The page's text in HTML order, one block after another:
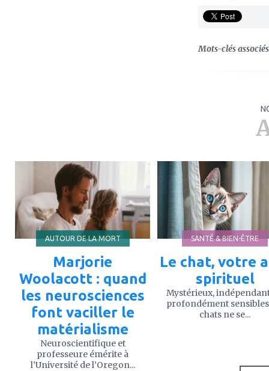
Mots-clés
favoris
AUTOUR DE LA MORT
Marjorie
Woolacott : quand
les neurosciences
font vaciller le
matérialisme
Neuroscientifique et
professeure émérite à
l’Université de l’Oregon...
à
mes
favoris
SANTÉ & BIEN-ÊTRE
Le chat, votre
spirituel
Mystérieux,
profondément
chats ne se...